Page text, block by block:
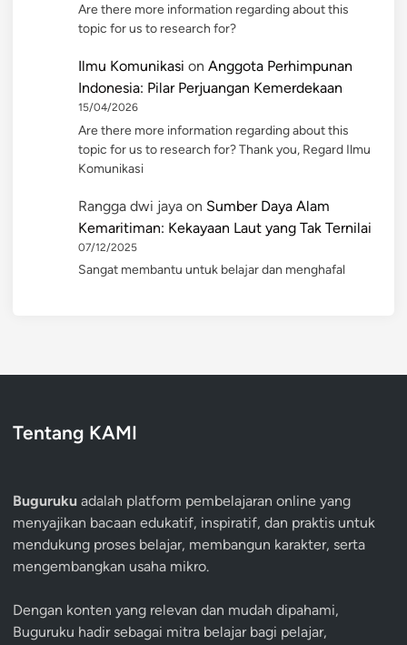
Are there more information regarding about this
topic for us to research for?
Ilmu Komunikasi on Anggota Perhimpunan
Indonesia: Pilar Perjuangan Kemerdekaan
15/04/2026
Are there more information regarding about this
topic for us to research for? Thank you, Regard Ilmu
Komunikasi
Rangga dwi jaya on Sumber Daya Alam
Kemaritiman: Kekayaan Laut yang Tak Ternilai
07/12/2025
Sangat membantu untuk belajar dan menghafal
Tentang KAMI
Buguruku adalah platform pembelajaran online yang
menyajikan bacaan edukatif, inspiratif, dan praktis untuk
mendukung proses belajar, membangun karakter, serta
mengembangkan usaha mikro.
Dengan konten yang relevan dan mudah dipahami,
Buguruku hadir sebagai mitra belajar bagi pelajar,